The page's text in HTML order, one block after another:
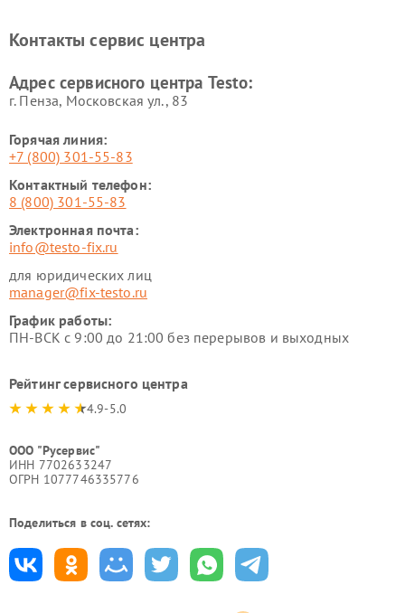
Контакты сервис центра
Адрес сервисного центра Testo:
г. Пенза, Московская ул., 83
Горячая линия:
+7 (800) 301-55-83
Контактный телефон:
8 (800) 301-55-83
Электронная почта:
info@testo-fix.ru
для юридических лиц
manager@fix-testo.ru
График работы:
ПН-ВСК с 9:00 до 21:00 без перерывов и выходных
Рейтинг сервисного центра
4.9-5.0
ООО "Русервис"
ИНН 7702633247
ОГРН 1077746335776
Поделиться в соц. сетях: